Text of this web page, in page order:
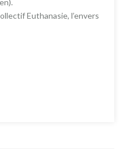
Euthanasie, l’envers